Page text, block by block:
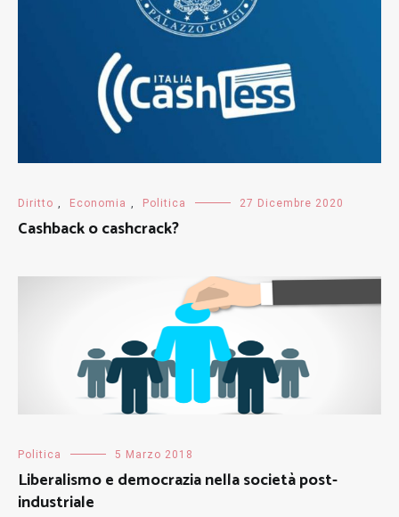
Diritto Economia Politica 27 Dicembre 2020
Cashback o cashcrack?
Politica 5 Marzo 2018
Liberalismo e democrazia nella società post-
industriale